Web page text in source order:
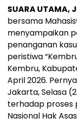
SUARA
bersama
menyampaikan
penanganan
peristiwa
Kembru,
April 2026.
Jakarta, Selasa
terhadap proses
Nasional Hak